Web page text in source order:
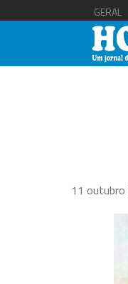
GERAL
11